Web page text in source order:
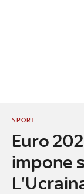
Euro
impone
SPORT